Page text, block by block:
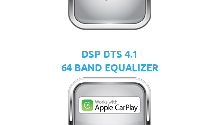
DSP DTS 4.1
64 BAND EQUALIZER